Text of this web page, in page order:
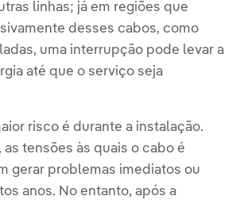
linhas; já em regiões que
desses cabos, como
uma interrupção pode levar a
até que o serviço seja
risco é durante a instalação.
as tensões às quais o cabo é
gerar problemas imediatos ou
anos. No entanto, após a